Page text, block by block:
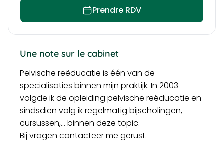
Prendre RDV
Une note sur le cabinet
Pelvische reëducatie is één van de
specialisaties binnen mijn praktijk. In 2003
volgde ik de opleiding pelvische reëducatie en
sindsdien volg ik regelmatig bijscholingen,
cursussen,… binnen deze topic.
Bij vragen contacteer me gerust.